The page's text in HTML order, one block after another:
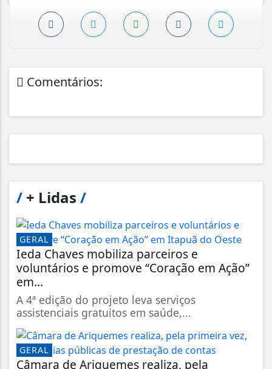
Comentários:
/ + Lidas /
GERAL
Ieda Chaves mobiliza parceiros e
voluntários e promove “Coração em Ação”
em...
A 4ª edição do projeto leva serviços
assistenciais gratuitos em saúde,...
GERAL
Câmara de Ariquemes realiza, pela